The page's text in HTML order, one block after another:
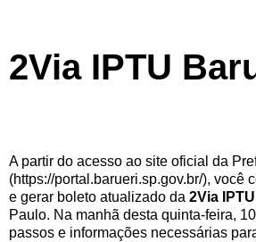
2Via IPTU
A partir do acesso ao site oficial da
(https://portal.barueri.sp.gov.br/), você
e gerar boleto atualizado da 2Via
Paulo. Na manhã desta quinta-feira,
passos e informações necessárias